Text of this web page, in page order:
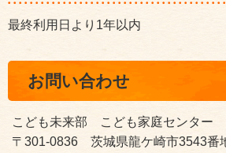
最終利用日より1年以内
お問い合わせ
こども未来部 こども家庭センター
〒301-0836 茨城県龍ケ崎市3543